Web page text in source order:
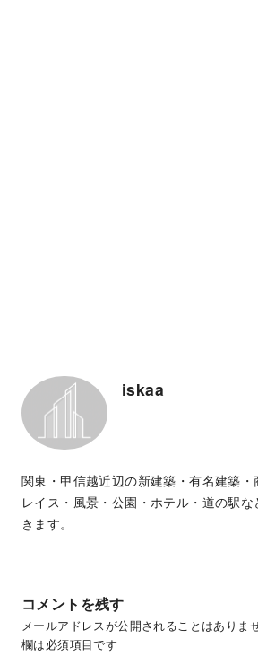
iskaa
関東・甲信越近辺の新建築・有名建築
レイス・風景・公園・ホテル・道の駅
きます。
コメントを残す
メールアドレスが公開されることはありませ
欄は必須項目です